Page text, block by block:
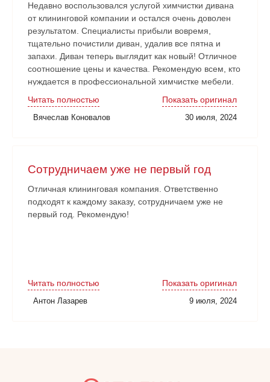
Недавно воспользовался услугой химчистки дивана
от клининговой компании и остался очень доволен
результатом. Специалисты прибыли вовремя,
тщательно почистили диван, удалив все пятна и
запахи. Диван теперь выглядит как новый! Отличное
соотношение цены и качества. Рекомендую всем, кто
нуждается в профессиональной химчистке мебели.
Читать полностью
Показать оригинал
Вячеслав Коновалов 30 июля, 2024
Сотрудничаем уже не первый год
Отличная клининговая компания. Ответственно
подходят к каждому заказу, сотрудничаем уже не
первый год. Рекомендую!
Читать полностью Показать оригинал
Антон Лазарев 9 июля, 2024